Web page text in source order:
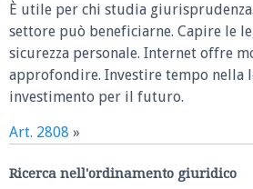
È utile per chi studia
settore può beneficiarne. Capire le
sicurezza personale. Internet offre
approfondire. Investire tempo nella
investimento per il futuro.
Art. 2808 »
Ricerca nell'ordinamento giuridico